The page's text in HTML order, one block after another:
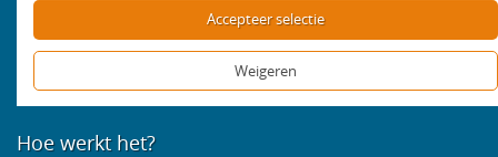
Accepteer selectie
Weigeren
Mijn WoonWens
Hoe werkt het?